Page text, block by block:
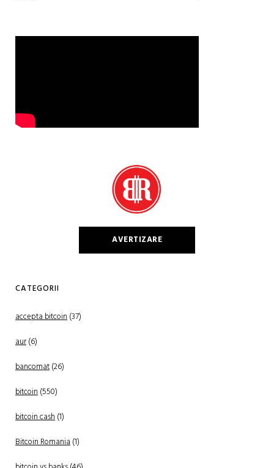
AVERTIZARE
CATEGORII
accepta bitcoin(37)
aur(6)
bancomat(26)
bitcoin(550)
bitcoin cash(1)
Bitcoin Romania(1)